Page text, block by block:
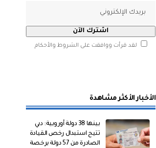
لقد قرأت ووافقت على الشروط والأحكام
الأخبار الأكثر مشاهدة
بينها 38 دولة أوروبية: دبي
تتيح استبدال رخص القيادة
الصادرة من 57 دولة برخصة